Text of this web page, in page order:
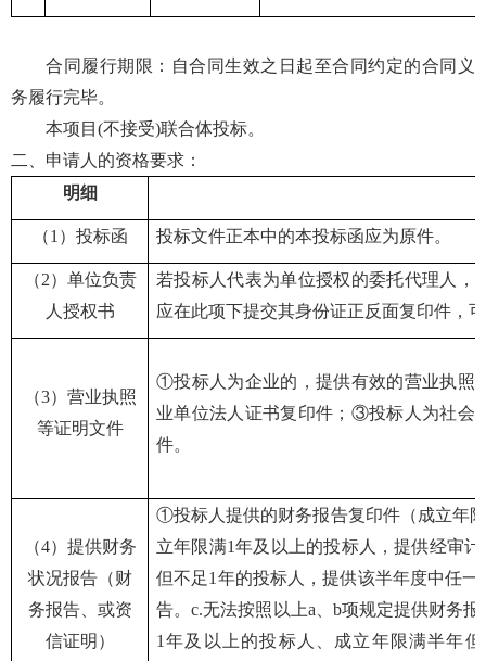
合同履行期限：自合同生效之日起至合同约定的合同义
务履行完毕。
本项目 (不接受)联合体投标。
二、申请人的资格要求：
明细
（1） 投标函 投标文件正本中的本投标函应为原件。
（2）单位负责
人授权书
若投标人代表为单位授权的委托代理人
应在此项下提交其身份证正反面复印件，
（3）营业执照
等证明文件
①投标人为企业的，提供有效的营业执照
业单位法人证书复印件；③投标人为社会
件。
（4）提供财务
状况报告（财
务报告、或资
信证明）
①投标人提供的财务报告复印件（成立年
立年限满1年及以上的投标人，提供经审计
但不足1年的投标人，提供该半年度中任
告。c.无法按照以上a、b项规定提供财务
1年及以上的投标人、成立年限满半年